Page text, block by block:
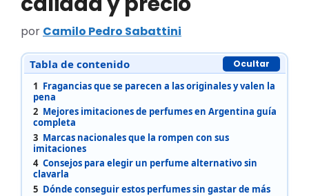
por Camilo Pedro Sabattini
Tabla de contenido Ocultar
1 Fragancias que se parecen a las originales y valen la
pena
2 Mejores imitaciones de perfumes en Argentina guía
completa
3 Marcas nacionales que la rompen con sus
imitaciones
4 Consejos para elegir un perfume alternativo sin
clavarla
5 Dónde conseguir estos perfumes sin gastar de más